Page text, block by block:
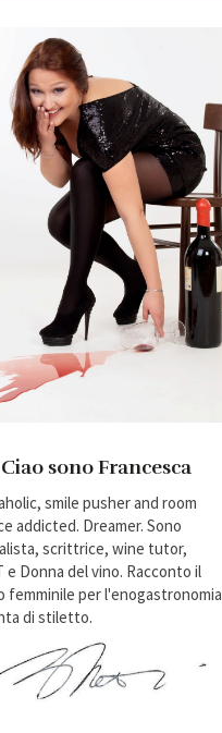
Ciao sono Francesca
smile pusher and room
addicted. Dreamer. Sono
scrittrice, wine tutor,
e Donna del vino. Racconto il
femminile per l'enogastronomia
di stiletto.